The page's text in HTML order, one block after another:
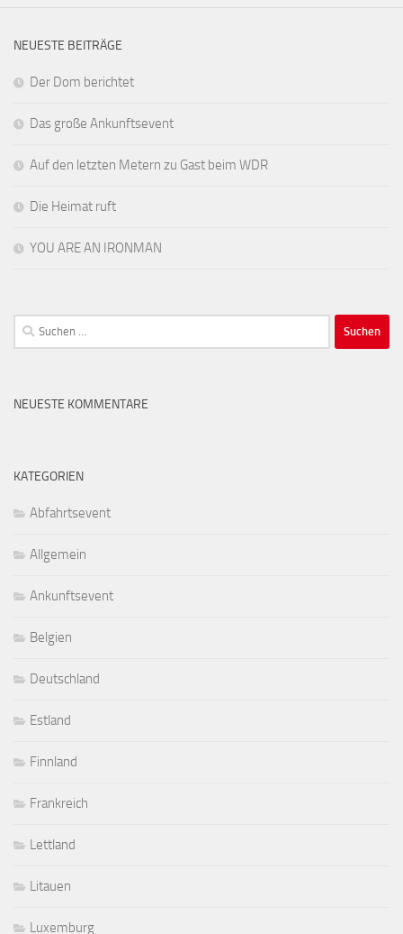
NEUESTE BEITRÄGE
Der Dom berichtet
Das große Ankunftsevent
Auf den letzten Metern zu Gast beim WDR
Die Heimat ruft
YOU ARE AN IRONMAN
Suchen
nach:
NEUESTE KOMMENTARE
KATEGORIEN
Abfahrtsevent
Allgemein
Ankunftsevent
Belgien
Deutschland
Estland
Finnland
Frankreich
Lettland
Litauen
Luxemburg